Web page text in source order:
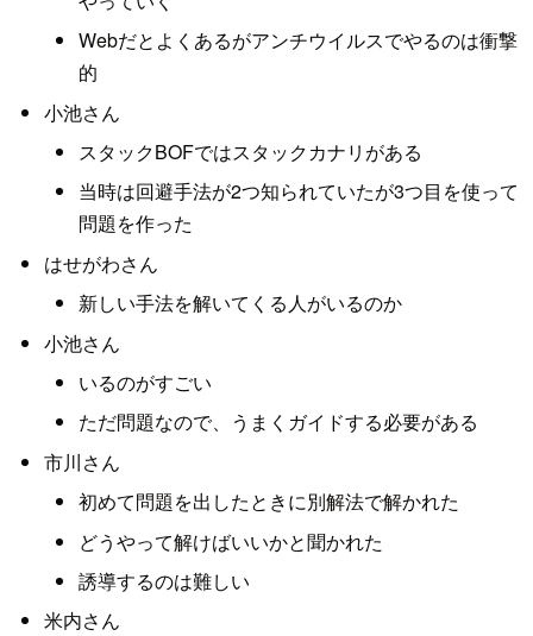
Webだとよくあるがアンチウイルスでやるのは衝撃
的
小池さん
スタックBOFではスタックカナリがある
当時は回避手法が2つ知られていたが3つ目を使って
問題を作った
はせがわさん
新しい手法を解いてくる人がいるのか
小池さん
いるのがすごい
ただ問題なので、うまくガイドする必要がある
市川さん
初めて問題を出したときに別解法で解かれた
どうやって解けばいいかと聞かれた
誘導するのは難しい
米内さん